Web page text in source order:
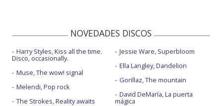
NOVEDADES DISCOS
Harry Styles, Kiss all the time.
Disco, occasionally.
Muse, The wow! signal
Melendi, Pop rock
The Strokes, Reality awaits
Jessie Ware, Superbloom
Ella Langley, Dandelion
Gorillaz, The mountain
David DeMaría, La puerta
mágica